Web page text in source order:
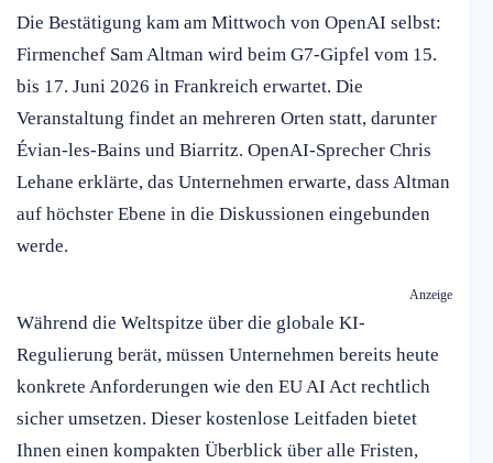
Die Bestätigung kam am Mittwoch von OpenAI selbst:
Firmenchef Sam Altman wird beim G7-Gipfel vom 15.
bis 17. Juni 2026 in Frankreich erwartet. Die
Veranstaltung findet an mehreren Orten statt, darunter
Évian-les-Bains und Biarritz. OpenAI-Sprecher Chris
Lehane erklärte, das Unternehmen erwarte, dass Altman
auf höchster Ebene in die Diskussionen eingebunden
werde.
Anzeige
Während die Weltspitze über die globale KI-
Regulierung berät, müssen Unternehmen bereits heute
konkrete Anforderungen wie den EU AI Act rechtlich
sicher umsetzen. Dieser kostenlose Leitfaden bietet
Ihnen einen kompakten Überblick über alle Fristen,